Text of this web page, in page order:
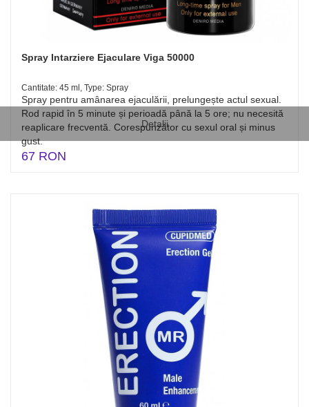
Detalii
Spray Intarziere Ejaculare Viga 50000
Cantitate: 45 ml, Type: Spray
Spray pentru amânarea ejaculării, prelungește actul sexual.
Rod rapid în 5 minute și perioadă până la 5 ore; nu necesită
reaplicare frecventă. Corespunzător cu sexul oral și minus
gust.
67 RON